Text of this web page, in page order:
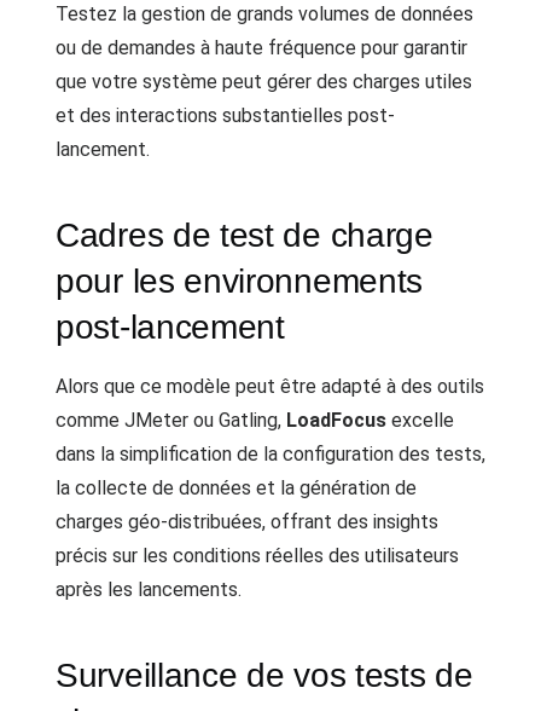
Testez la gestion de grands volumes de données
ou de demandes à haute fréquence pour garantir
que votre système peut gérer des charges utiles
et des interactions substantielles post-
lancement.
Cadres de test de charge
pour les environnements
post-lancement
Alors que ce modèle peut être adapté à des outils
comme JMeter ou Gatling, LoadFocus excelle
dans la simplification de la configuration des tests,
la collecte de données et la génération de
charges géo-distribuées, offrant des insights
précis sur les conditions réelles des utilisateurs
après les lancements.
Surveillance de vos tests de